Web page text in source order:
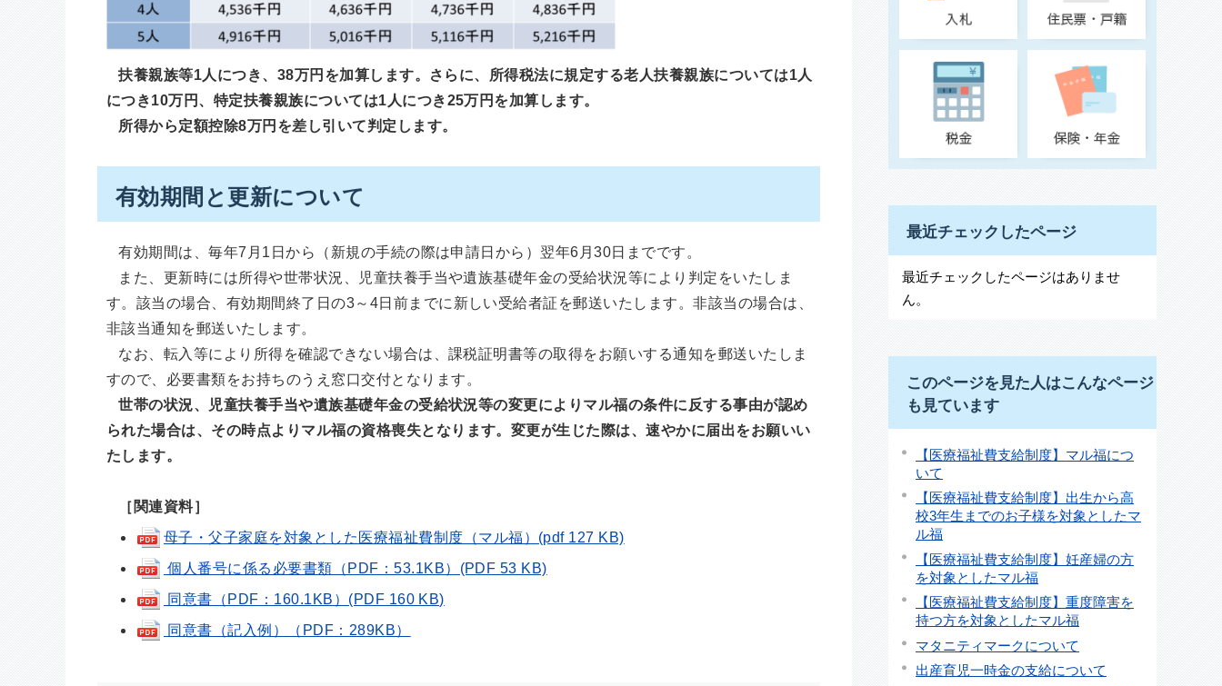
扶養親族等1人につき、38万円を加算します。さらに、所得税法に規定する老人扶養親族については1人
につき10万円、特定扶養親族については1人につき25万円を加算します。
所得から定額控除8万円を差し引いて判定します。
有効期間と更新について
有効期間は、毎年7月1日から（新規の手続の際は申請日から）翌年6月30日までです。
また、更新時には所得や世帯状況、児童扶養手当や遺族基礎年金の受給状況等により判定をいたしま
す。該当の場合、有効期間終了日の3～4日前までに新しい受給者証を郵送いたします。非該当の場合は、
非該当通知を郵送いたします。
なお、転入等により所得を確認できない場合は、課税証明書等の取得をお願いする通知を郵送いたしま
すので、必要書類をお持ちのうえ窓口交付となります。
世帯の状況、児童扶養手当や遺族基礎年金の受給状況等の変更によりマル福の条件に反する事由が認め
られた場合は、その時点よりマル福の資格喪失となります。変更が生じた際は、速やかに届出をお願いい
たします。
［関連資料］
母子・父子家庭を対象とした医療福祉費制度（マル福）(pdf 127 KB)
個人番号に係る必要書類（PDF：53.1KB）(PDF 53 KB)
同意書（PDF：160.1KB）(PDF 160 KB)
同意書（記入例）（PDF：289KB）
最近チェックしたページ
最近チェックしたページはありませ
ん。
このページを見た人はこんなページ
も見ています
【医療福祉費支給制度】マル福につ
いて
【医療福祉費支給制度】出生から高
校3年生までのお子様を対象としたマ
ル福
【医療福祉費支給制度】妊産婦の方
を対象としたマル福
【医療福祉費支給制度】重度障害を
持つ方を対象としたマル福
マタニティマークについて
出産育児一時金の支給について